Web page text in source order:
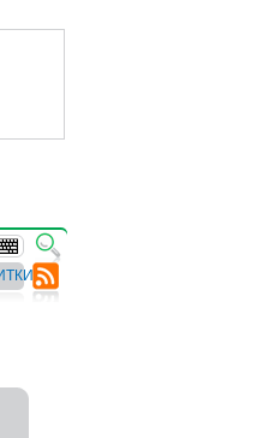
попытки буйного пассажира